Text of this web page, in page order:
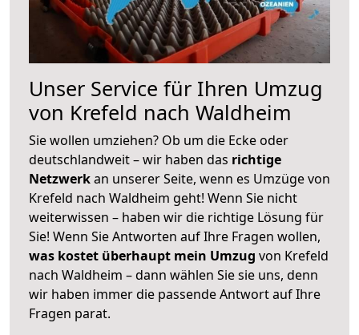
Unser Service für Ihren Umzug
von Krefeld nach Waldheim
Sie wollen umziehen? Ob um die Ecke oder
deutschlandweit – wir haben das richtige
Netzwerkan unserer Seite, wenn es Umzüge von
Krefeld nach Waldheim geht! Wenn Sie nicht
weiterwissen – haben wir die richtige Lösung für
Sie! Wenn Sie Antworten auf Ihre Fragen wollen,
was kostet überhaupt mein Umzug von Krefeld
nach Waldheim – dann wählen Sie sie uns, denn
wir haben immer die passende Antwort auf Ihre
Fragen parat.